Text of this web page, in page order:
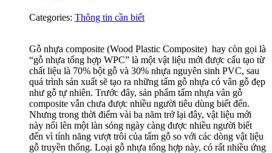
Categories: Thông tin cần biết
Gỗ nhựa composite (Wood Plastic Composite) hay còn gọi là
“gỗ nhựa tổng hợp WPC” là một vật liệu mới được cấu tạo từ
chất liệu là 70% bột gỗ và 30% nhựa nguyên sinh PVC, sau
quá trình sản xuất sẽ tạo ra những tấm gỗ nhựa có vân gỗ đẹp
như gỗ tự nhiên. Trước đây, sản phẩm tấm nhựa vân gỗ
composite vẫn chưa được nhiều người tiêu dùng biết đến.
Nhưng trong thời điểm vài ba năm trở lại đây, vật liệu mới
này nổi lên một làn sóng ngày càng được nhiều người biết
đến vì tính năng vượt trôi của tấm gỗ so với các dòng vật liệu
gỗ truyền thống. Loại gỗ nhựa tổng hợp này, có rất nhiều ứng